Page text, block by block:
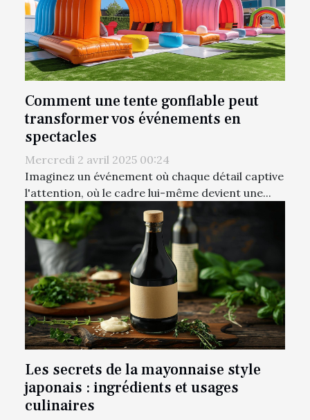
Comment une tente gonflable peut
transformer vos événements en
spectacles
Mercredi 2 avril 2025 00:24
Imaginez un événement où chaque détail captive
l'attention, où le cadre lui-même devient une...
Les secrets de la mayonnaise style
japonais : ingrédients et usages
culinaires